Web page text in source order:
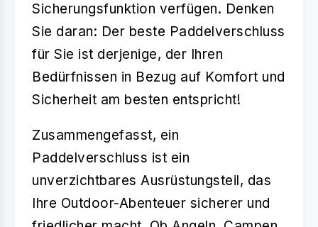
Sicherungsfunktion verfügen. Denken
Sie daran: Der beste Paddelverschluss
für Sie ist derjenige, der Ihren
Bedürfnissen in Bezug auf Komfort und
Sicherheit am besten entspricht!
Zusammengefasst, ein
Paddelverschluss ist ein
unverzichtbares Ausrüstungsteil, das
Ihre Outdoor-Abenteuer sicherer und